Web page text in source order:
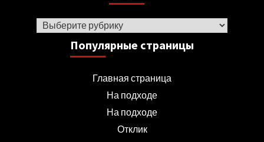
Рубрики
Популярные страницы
Главная страница
На подходе
На подходе
Отклик